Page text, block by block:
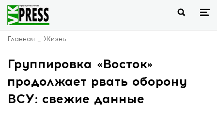
Главная Жизнь
Группировка «Восток»
продолжает рвать оборону
ВСУ: свежие данные